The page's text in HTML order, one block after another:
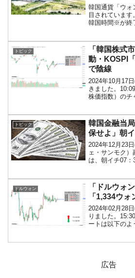
韓国通貨「ウォ
目されています
韓国時間※が終
（日本時間）
下のようにな
『
トピック
「韓国株式
動・KOSPI
で陰線
2024年10月17
きました。
株価指数）のチ
『
まりましたが、
KOSP...
トピック
韓国金融当
保せよ」朝
2024年12月23
ェ・サンモク
は、朝イチ07：
緊急マクロ経
韓国のF4崔相
相兼企画財政
人）李昌...
ドルウォン
「ドルウォ
「1,334ウ
2024年02月28
りました。
ートは以下のよ
ートは『
時「1,337ウォ
広告